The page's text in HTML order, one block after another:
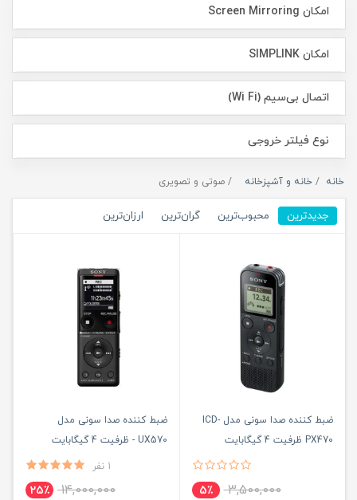
امکان Screen Mirroring
امکان SIMPLINK
اتصال بی‌سیم (Wi Fi)
نوع فیلتر خروجی
خانه خانه و آشپزخانه صوتی و تصویری
جدیدترین محبوب‌ترین گران‌ترین ارزان‌ترین
ضبط کننده صدا سونی مدل ICD-
PX470 ظرفیت 4 گیگابایت
3,500,000 5٪
ضبط کننده صدا سونی مدل
UX570 - ظرفیت 4 گیگابایت
1 نفر
14,000,000 25٪